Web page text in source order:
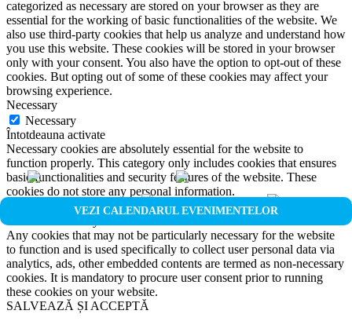
VEZI CALENDARUL EVENIMENTELOR
categorized as necessary are stored on your browser as they are
essential for the working of basic functionalities of the website. We
also use third-party cookies that help us analyze and understand how
you use this website. These cookies will be stored in your browser
only with your consent. You also have the option to opt-out of these
cookies. But opting out of some of these cookies may affect your
browsing experience.
Necessary
Necessary
Întotdeauna activate
Necessary cookies are absolutely essential for the website to
function properly. This category only includes cookies that ensures
basic functionalities and security features of the website. These
cookies do not store any personal information.
Non-necessary
Any cookies that may not be particularly necessary for the website
to function and is used specifically to collect user personal data via
analytics, ads, other embedded contents are termed as non-necessary
cookies. It is mandatory to procure user consent prior to running
these cookies on your website.
SALVEAZĂ ȘI ACCEPTĂ